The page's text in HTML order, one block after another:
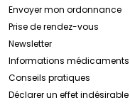
Envoyer mon ordonnance
Prise de rendez-vous
Newsletter
Informations médicaments
Conseils pratiques
Déclarer un effet indésirable